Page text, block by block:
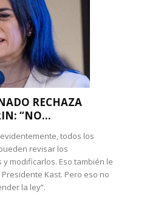
RECHAZA
“NO...
todos los
revisar los
modificarlos. Eso también le
Kast. Pero eso no
la ley”.